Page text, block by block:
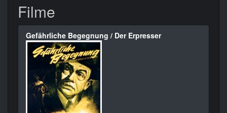
Filme
Gefährliche Begegnung / Der Erpresser